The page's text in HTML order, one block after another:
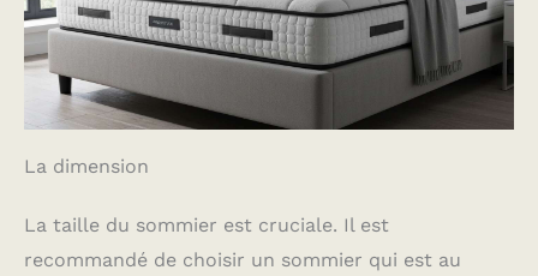
et les taches. Que vous
l'utilisiez comme lit
d'appoint ou lit une place
adulte, ce sommier
90x200 avec pieds
s'intègre parfaitement
DESIGN INTELLIGENT: Ce
lit sommier intègre une
La dimension
La taille du sommier est cruciale. Il est
recommandé de choisir un sommier qui est au